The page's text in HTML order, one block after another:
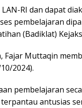
RI dan dapat
pembelajaran
(Badiklat)
Fajar Muttaqin
2024).
pembelajaran
antusias